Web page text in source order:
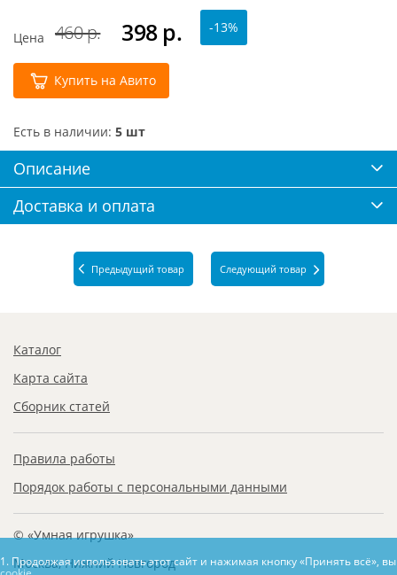
Цена 460 р. 398 р. -13%
Купить на Авито
Есть в наличии: 5 шт
Описание
Доставка и оплата
Предыдущий товар Следующий товар
Каталог
Карта сайта
Сборник статей
Правила работы
Порядок работы с персональными данными
© «Умная игрушка»
Москва, Нижний Новгород
1. Продолжая использовать этот сайт и нажимая кнопку «Принять всё»,